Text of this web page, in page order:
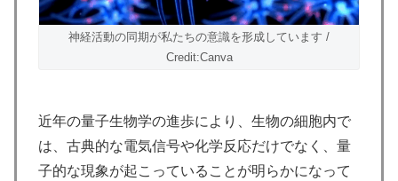
神経活動の同期が私たちの意識を形成しています /
Credit:Canva
近年の量子生物学の進歩により、生物の細胞内で
は、古典的な電気信号や化学反応だけでなく、量
子的な現象が起こっていることが明らかになって